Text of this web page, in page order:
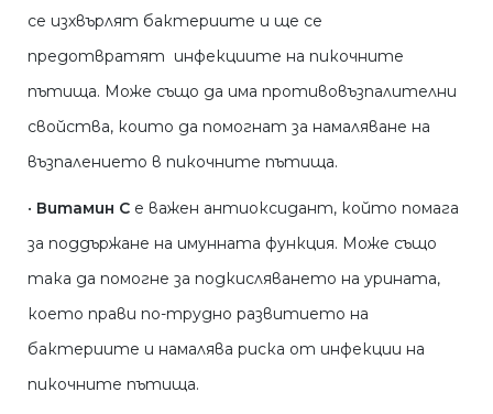
се изхвърлят бактериите и ще се
предотвратят инфекциите на пикочните
пътища. Може също да има противовъзпалителни
свойства, които да помогнат за намаляване на
възпалението в пикочните пътища.
• Витамин С е важен антиоксидант, който помага
за поддържане на имунната функция. Може също
така да помогне за подкисляването на урината,
което прави по-трудно развитието на
бактериите и намалява риска от инфекции на
пикочните пътища.